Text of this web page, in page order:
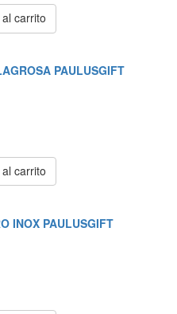
carrito
PAULUSGIFT
carrito
INOX PAULUSGIFT